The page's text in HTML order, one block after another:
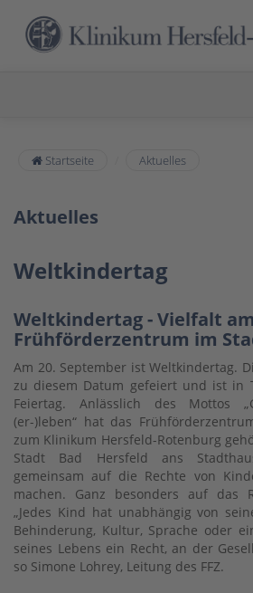
Startseite Aktuelles
Aktuelles
Weltkindertag
Weltkindertag - Vielfalt am
Frühförderzentrum im
Am 20. September ist Weltkindertag.
zu diesem Datum gefeiert und ist in
Feiertag. Anlässlich des Mottos
(er-)leben“ hat das
zum Klinikum Hersfeld-Rotenburg
Stadt Bad Hersfeld ans
gemeinsam auf die Rechte von
machen. Ganz besonders auf das
„Jedes Kind hat unabhängig von
Behinderung, Kultur, Sprache oder
seines Lebens ein Recht, an der
so Simone Lohrey, Leitung des FFZ.